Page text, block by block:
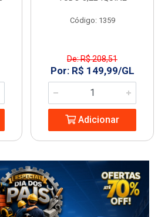
Código: 1359
De: R$ 208,51
Por: R$ 149,99/GL
Adicionar